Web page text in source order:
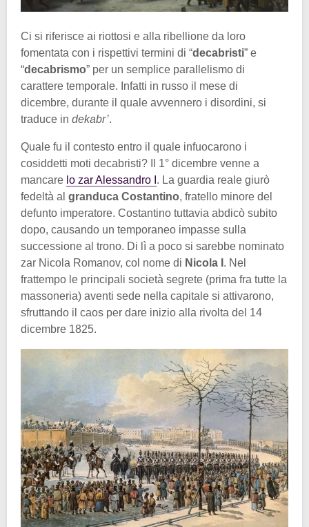
Ci si riferisce ai riottosi e alla ribellione da loro
fomentata con i rispettivi termini di “decabristi” e
“decabrismo” per un semplice parallelismo di
carattere temporale. Infatti in russo il mese di
dicembre, durante il quale avvennero i disordini, si
traduce in dekabr’.
Quale fu il contesto entro il quale infuocarono i
cosiddetti moti decabristi? Il 1° dicembre venne a
mancare lo zar Alessandro I . La guardia reale giurò
fedeltà al granduca Costantino, fratello minore del
defunto imperatore. Costantino tuttavia abdicò subito
dopo, causando un temporaneo impasse sulla
successione al trono. Di lì a poco si sarebbe nominato
zar Nicola Romanov, col nome di Nicola I . Nel
frattempo le principali società segrete (prima fra tutte la
massoneria) aventi sede nella capitale si attivarono,
sfruttando il caos per dare inizio alla rivolta del 14
dicembre 1825.